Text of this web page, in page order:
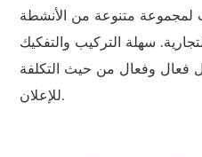
لمجموعة متنوعة من الأنشطة
سهلة التركيب والتفكيك
فعال وفعال من حيث التكلفة
للإعلان.